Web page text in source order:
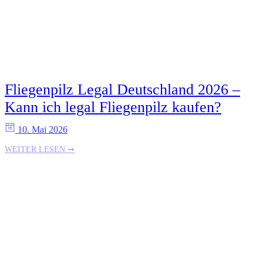
Fliegenpilz Legal Deutschland 2026 –
Kann ich legal Fliegenpilz kaufen?
10. Mai 2026
WEITER LESEN ➞